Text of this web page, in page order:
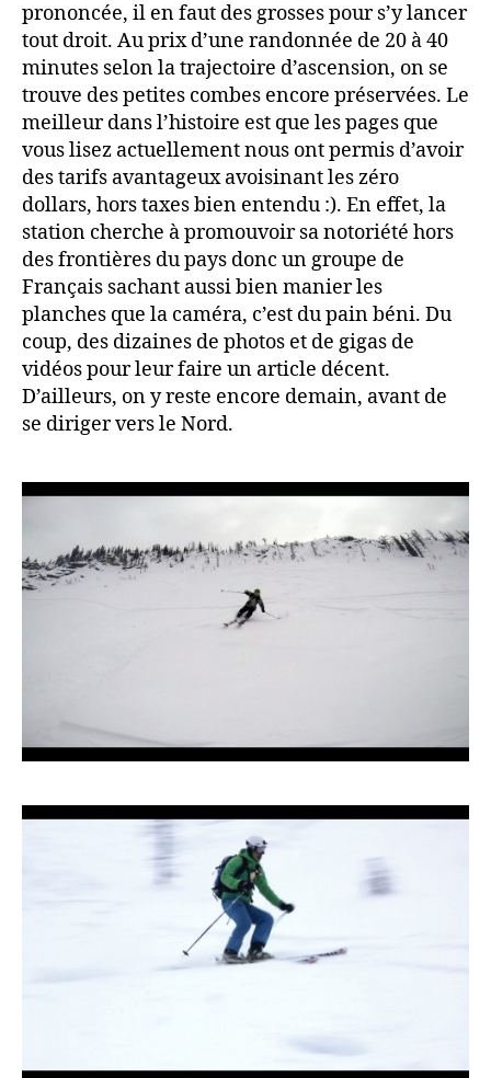
prononcée, il en faut des grosses pour s’y lancer
tout droit. Au prix d’une randonnée de 20 à 40
minutes selon la trajectoire d’ascension, on se
trouve des petites combes encore préservées. Le
meilleur dans l’histoire est que les pages que
vous lisez actuellement nous ont permis d’avoir
des tarifs avantageux avoisinant les zéro
dollars, hors taxes bien entendu :). En effet, la
station cherche à promouvoir sa notoriété hors
des frontières du pays donc un groupe de
Français sachant aussi bien manier les
planches que la caméra, c’est du pain béni. Du
coup, des dizaines de photos et de gigas de
vidéos pour leur faire un article décent.
D’ailleurs, on y reste encore demain, avant de
se diriger vers le Nord.